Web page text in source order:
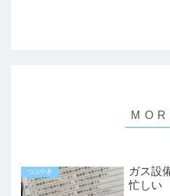
つぶやき
ガス設
忙しい